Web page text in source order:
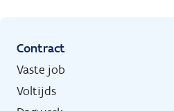
Contract
Vaste job
Voltijds